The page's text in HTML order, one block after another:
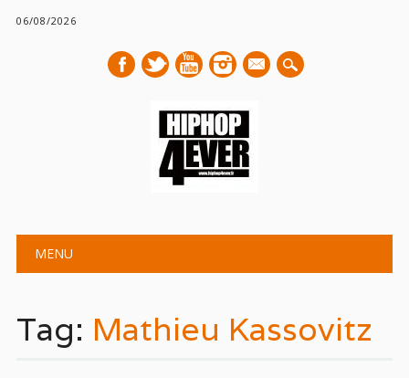
06/08/2026
mail
Main menu
MENU
Tag: Mathieu Kassovitz